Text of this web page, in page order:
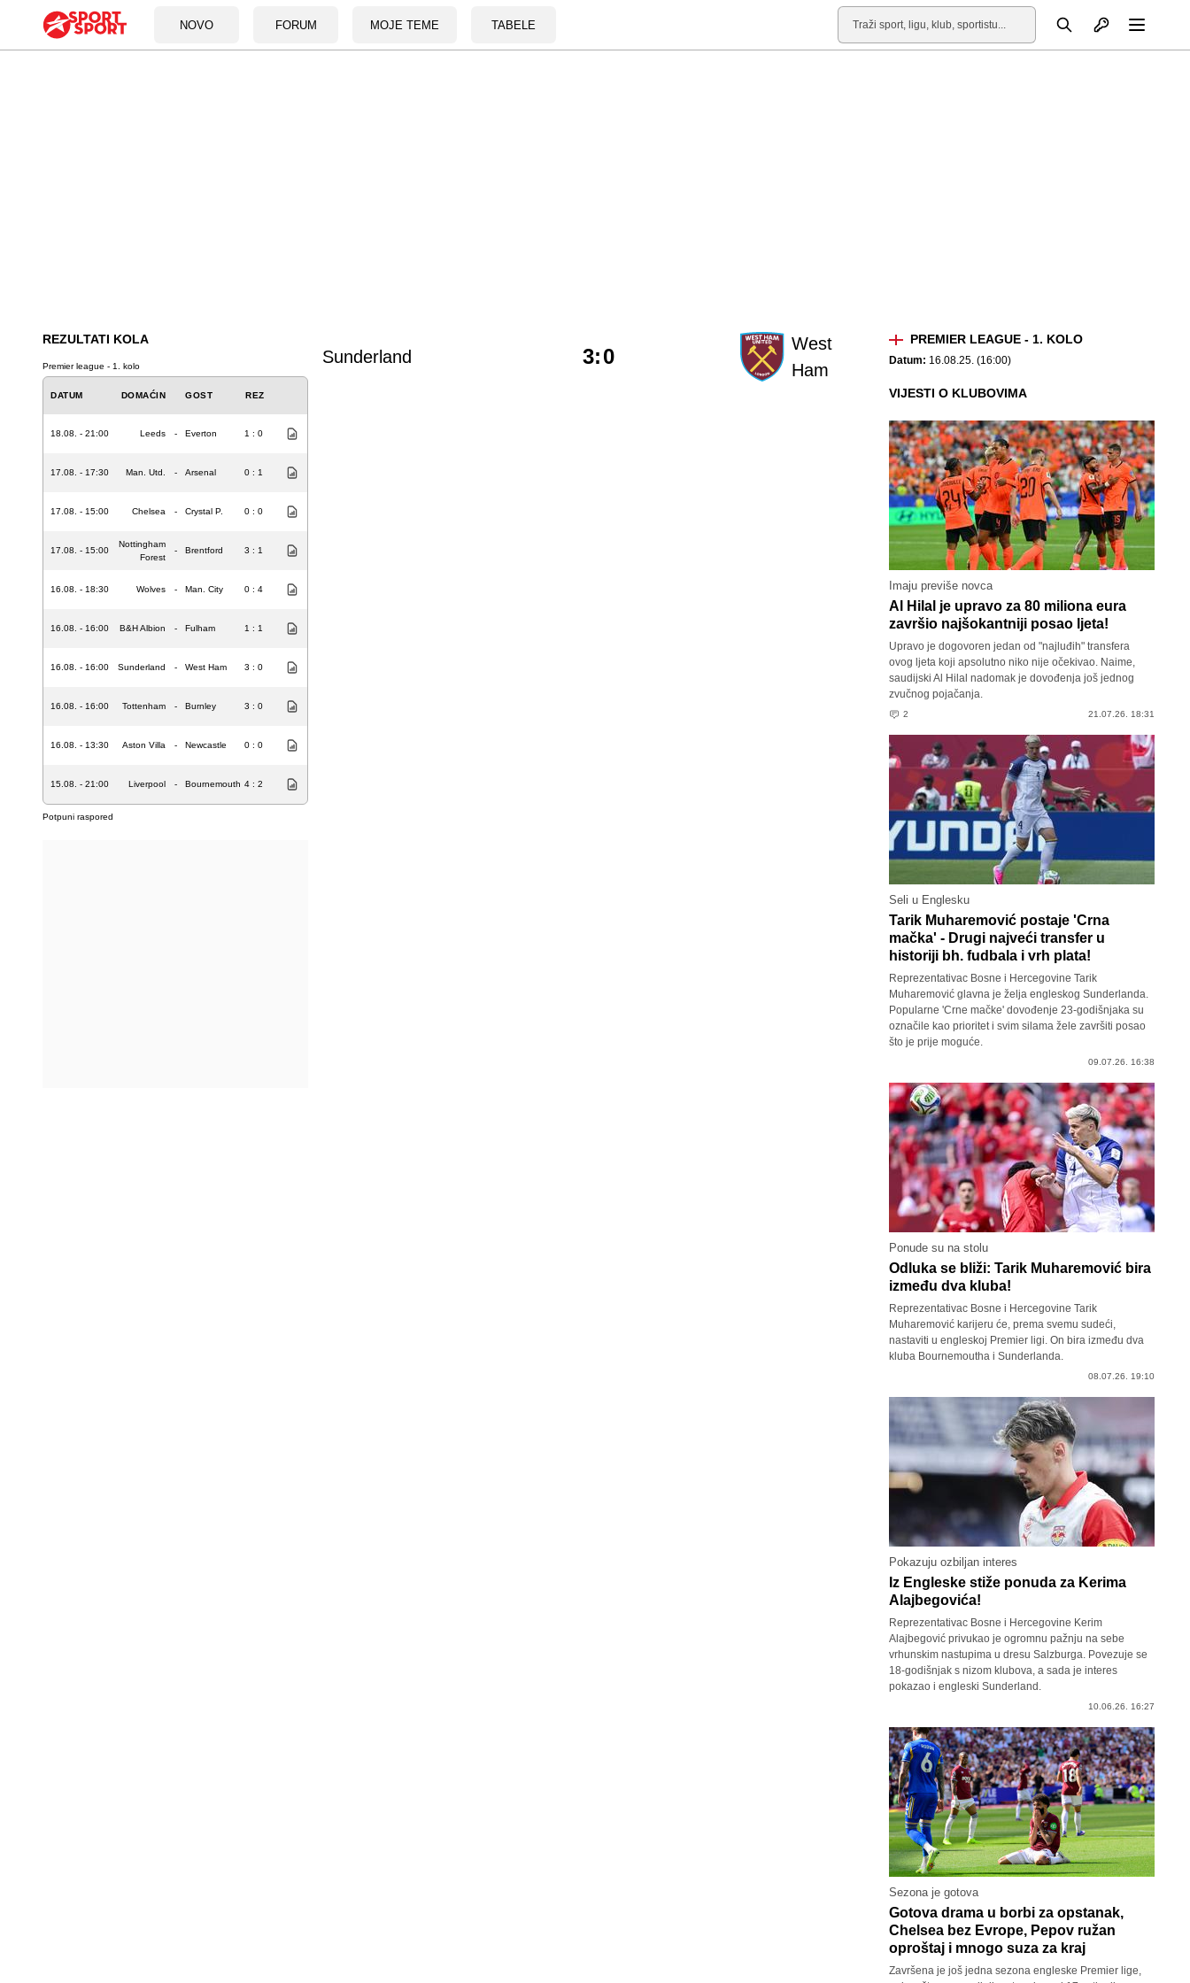
NOVO FORUM MOJE TEME TABELE
Pretraga Otvori profil
REZULTATI KOLA
Premier league - 1. kolo
DATUM DOMAĆIN GOST REZ
18.08. - 21:00 Leeds - Everton 1 : 0
17.08. - 17:30 Man. Utd. - Arsenal 0 : 1
17.08. - 15:00 Chelsea - Crystal P. 0 : 0
17.08. - 15:00
Nottingham
Forest
- Brentford 3 : 1
16.08. - 18:30 Wolves - Man. City 0 : 4
16.08. - 16:00 B&H Albion - Fulham 1 : 1
16.08. - 16:00 Sunderland - West Ham 3 : 0
16.08. - 16:00 Tottenham - Burnley 3 : 0
16.08. - 13:30 Aston Villa - Newcastle 0 : 0
15.08. - 21:00 Liverpool - Bournemouth 4 : 2
Potpuni raspored
Sunderland
West
Ham
3:0
PREMIER LEAGUE - 1. KOLO
Datum: 16.08.25. (16:00)
VIJESTI O KLUBOVIMA
Imaju previše novca
Al Hilal je upravo za 80 miliona eura
završio najšokantniji posao ljeta!
Upravo je dogovoren jedan od "najluđih" transfera
ovog ljeta koji apsolutno niko nije očekivao. Naime,
saudijski Al Hilal nadomak je dovođenja još jednog
zvučnog pojačanja.
2 21.07.26. 18:31
Seli u Englesku
Tarik Muharemović postaje 'Crna
mačka' - Drugi najveći transfer u
historiji bh. fudbala i vrh plata!
Reprezentativac Bosne i Hercegovine Tarik
Muharemović glavna je želja engleskog Sunderlanda.
Popularne 'Crne mačke' dovođenje 23-godišnjaka su
označile kao prioritet i svim silama žele završiti posao
što je prije moguće.
09.07.26. 16:38
Ponude su na stolu
Odluka se bliži: Tarik Muharemović bira
između dva kluba!
Reprezentativac Bosne i Hercegovine Tarik
Muharemović karijeru će, prema svemu sudeći,
nastaviti u engleskoj Premier ligi. On bira između dva
kluba Bournemoutha i Sunderlanda.
08.07.26. 19:10
Pokazuju ozbiljan interes
Iz Engleske stiže ponuda za Kerima
Alajbegovića!
Reprezentativac Bosne i Hercegovine Kerim
Alajbegović privukao je ogromnu pažnju na sebe
vrhunskim nastupima u dresu Salzburga. Povezuje se
18-godišnjak s nizom klubova, a sada je interes
pokazao i engleski Sunderland.
10.06.26. 16:27
Sezona je gotova
Gotova drama u borbi za opstanak,
Chelsea bez Evrope, Pepov ružan
oproštaj i mnogo suza za kraj
Završena je još jedna sezona engleske Premier lige,